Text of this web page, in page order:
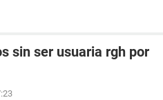
sin ser usuaria rgh por